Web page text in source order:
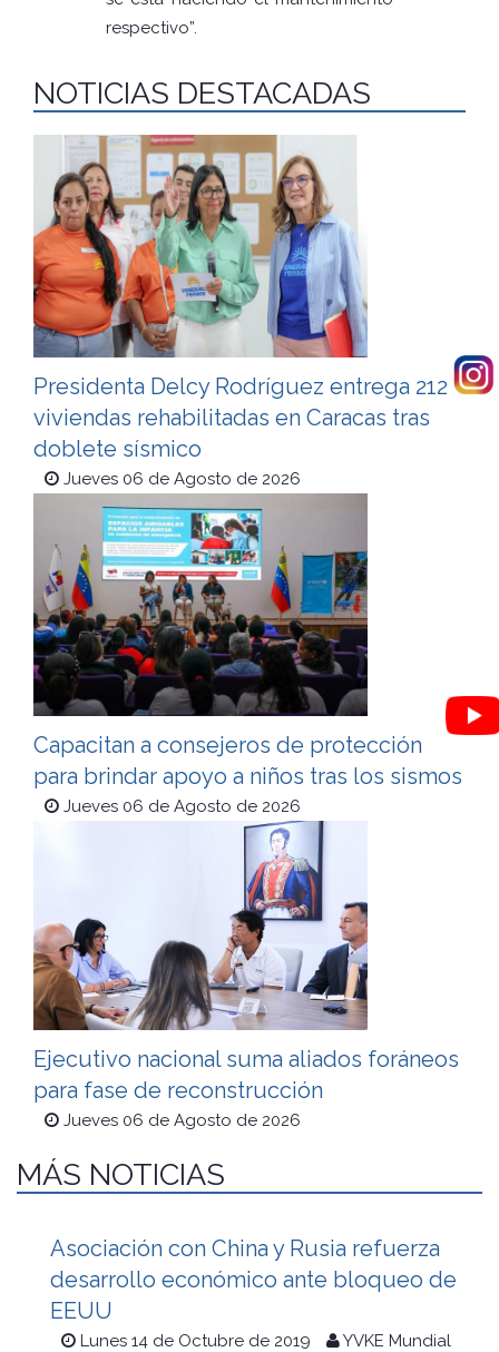
respectivo”.
NOTICIAS DESTACADAS
Presidenta Delcy Rodríguez entrega 212
viviendas rehabilitadas en Caracas tras
doblete sísmico
Jueves 06 de Agosto de 2026
Capacitan a consejeros de protección
para brindar apoyo a niños tras los sismos
Jueves 06 de Agosto de 2026
Ejecutivo nacional suma aliados foráneos
para fase de reconstrucción
Jueves 06 de Agosto de 2026
MÁS NOTICIAS
Asociación con China y Rusia refuerza
desarrollo económico ante bloqueo de
EEUU
Lunes 14 de Octubre de 2019 YVKE Mundial